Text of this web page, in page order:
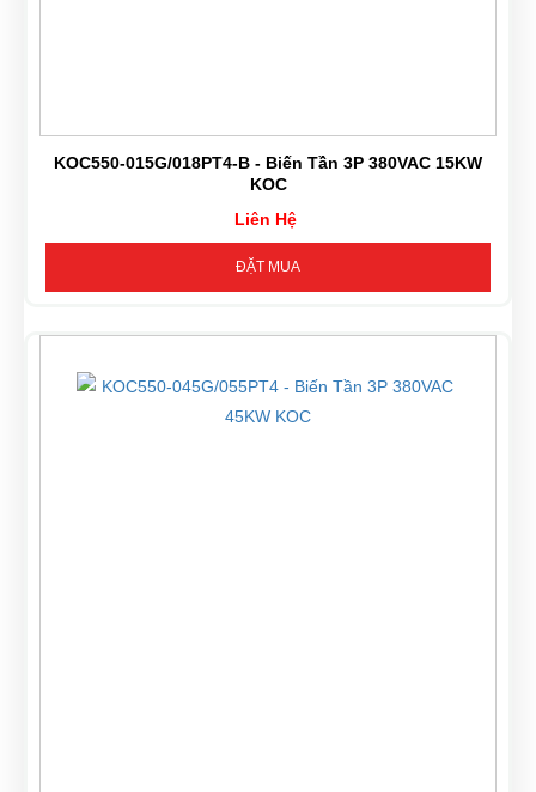
KOC550-015G/018PT4-B - Biến Tần 3P 380VAC 15KW
KOC
Liên Hệ
ĐẶT MUA